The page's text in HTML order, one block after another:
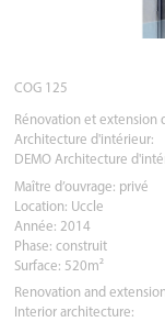
COG 125
Rénovation et extension
Architecture d'intérieur:
DEMO Architecture
Maître d’ouvrage: privé
Location: Uccle
Année: 2014
Phase: construit
Surface: 520m²
Renovation and
Interior architecture: